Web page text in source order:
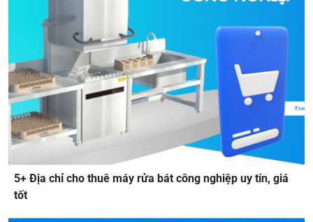
5+ Địa chỉ cho thuê máy rửa bát công nghiệp uy tín, giá
tốt